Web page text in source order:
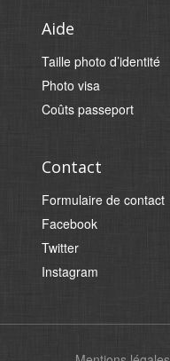
Aide
Taille photo d’identité
Photo visa
Coûts passeport
Contact
Formulaire de contact
Facebook
Twitter
Instagram